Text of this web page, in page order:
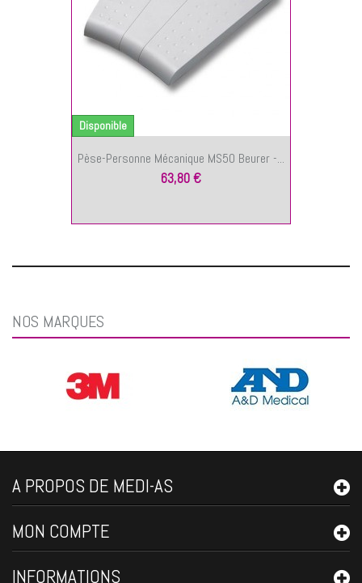
Pèse-Personne Mécanique MS50 Beurer -...
63,80 €
Disponible
NOS MARQUES
A PROPOS DE MEDI-AS
MON COMPTE
INFORMATIONS